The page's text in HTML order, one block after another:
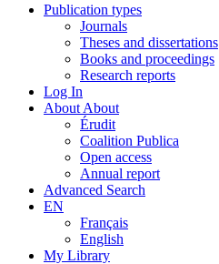
Publication types
Journals
Theses and dissertations
Books and proceedings
Research reports
Log In
About About
Érudit
Coalition Publica
Open access
Annual report
Advanced Search
EN
Français
English
My Library